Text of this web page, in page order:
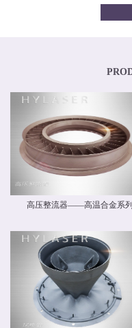
油喷嘴，减重机箱，散热器，异
专业化、年轻化的技术团队，其
联合研发合作关系。华阳新材料
检测设备，能够对材料物理力学
材料化学成分、分析金属及金属
新材料现有激光专业级金属3D打
证，具备完整的质量管理体系。
国 ；核心竞争力是持续创新、
方案，提供可靠的质量和最好的
高压整流器——高温合金系列